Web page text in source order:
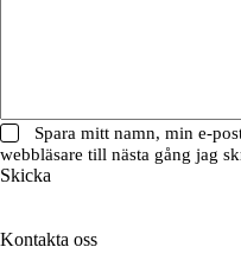
Spara mitt namn, min e-
webbläsare till nästa gång jag
Skicka
Kontakta oss